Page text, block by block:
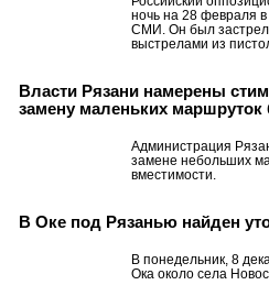
ночь на 28 февраля
СМИ. Он был
выстрелами из
Власти Рязани намерены
замену маленьких
Администрация
замене небольших
вместимости.
В Оке под Рязанью найден
В понедельник, 8
Ока около села